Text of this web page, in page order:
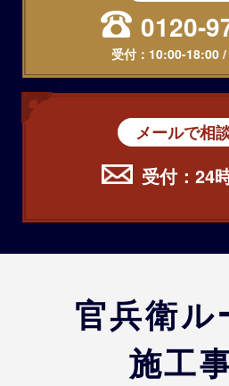
0120-
受付： 10:00-18:00/
メールで相
受付：24
官兵衛ル
施工